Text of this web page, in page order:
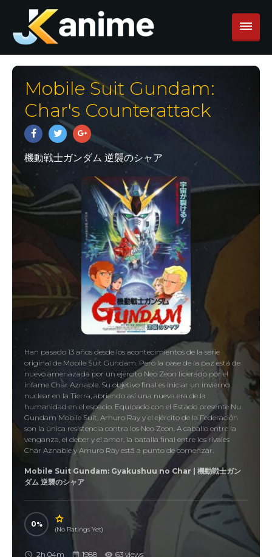
Mobile Suit Gundam:
Char's Counterattack
機動戦士ガンダム 逆襲のシャア
Han pasado 13 años desde los acontecimientos de la serie
original de Mobile Suit Gundam. Pero la base de la paz está de
nuevo amenazada por un ejército Neo Zeon liderado por el
infame Char Aznable. Su objetivo final es iniciar un invierno
nuclear en la Tierra, abriendo así una nueva era de la
humanidad en el espacio. Equipado con el Estado presente Nu
Gundam Mobile Suit, Amuro Ray y el ejército de la Federación
son la única resistencia contra los Neo Zeon. A caballo entre la
venganza, el deber y el amor, la batalla final entre los rivales
Char Aznable y Amuro Ray está a punto de comenzar.
Mobile Suit Gundam: Gyakushuu no Char | 機動戦士ガン
ダム 逆襲のシャア
0
(No Ratings Yet)
2h 04m 1988 63 views